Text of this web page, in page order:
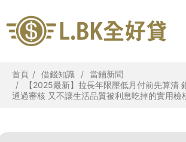
首頁 借錢知識
當鋪新聞
【2025最新】拉長年限壓低月付前先算清
通過審核 又不讓生活品質被利息吃掉的實用檢